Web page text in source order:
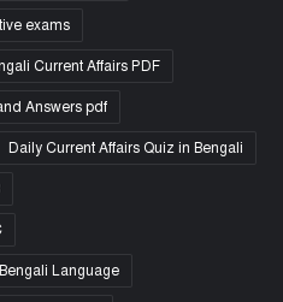
exams
Current Affairs PDF
Answers pdf
Daily Current Affairs Quiz in Bengali
Language